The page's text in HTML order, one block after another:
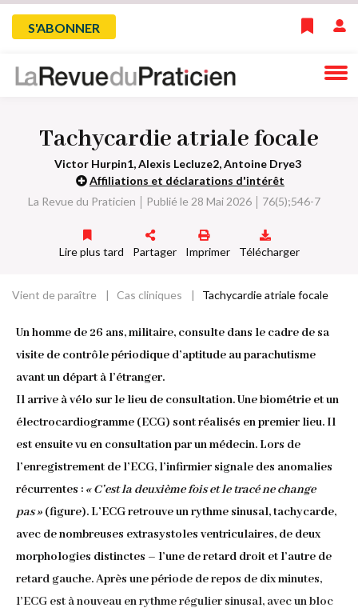
Skip
navigation
Menu
du
l'utilisateur
S'ABONNER
Tachycardie atriale focale
Victor Hurpin1, Alexis Lecluze2, Antoine Drye3
Affiliations et déclarations d'intérêt
La Revue du Praticien
Publié le 28 Mai 2026 76(5);546-7
Lire plus tard Partager Imprimer Télécharger
Fil
d'Ariane
Vient de paraître Cas cliniques Tachycardie atriale focale
Un homme de 26 ans, militaire, consulte dans le cadre de sa
visite de contrôle périodique d’aptitude au parachutisme
avant un départ à l’étranger.
Il arrive à vélo sur le lieu de consultation. Une biométrie et un
électrocardiogramme (ECG) sont réalisés en premier lieu. Il
est ensuite vu en consultation par un médecin. Lors de
l’enregistrement de l’ECG, l’infirmier signale des anomalies
récurrentes : « C’est la deuxième fois et le tracé ne change
pas » (figure). L’ECG retrouve un rythme sinusal, tachycarde,
avec de nombreuses extrasystoles ventriculaires, de deux
morphologies distinctes – l’une de retard droit et l’autre de
retard gauche. Après une période de repos de dix minutes,
l’ECG est à nouveau en rythme régulier sinusal, avec un bloc